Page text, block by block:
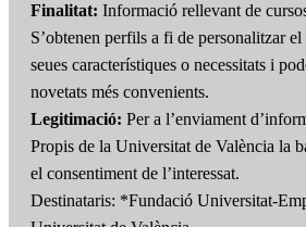
Finalitat: Informació rellevant de
S’obtenen perfils a fi de personalitzar
seues característiques o necessitats i
novetats més convenients.
Legitimació: Per a l’enviament
Propis de la Universitat de València la
el consentiment de l’interessat.
Destinataris: *Fundació Universitat-